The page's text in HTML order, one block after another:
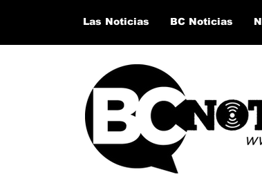
Las Noticias BC Noticias